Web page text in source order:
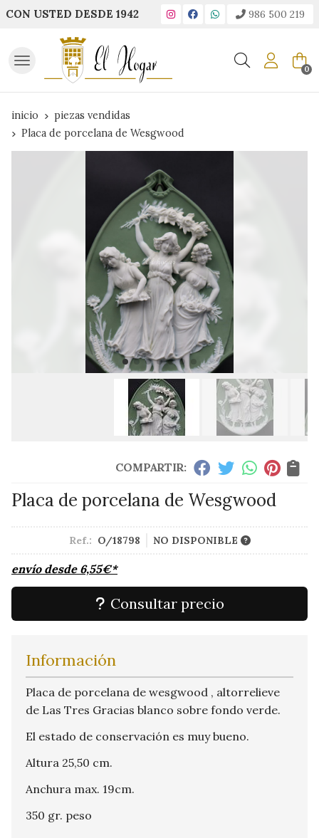
CON USTED DESDE 1942 986 500 219
Buscar 0
inicio
piezas vendidas
Placa de porcelana de Wesgwood
COMPARTIR:
Placa de porcelana de Wesgwood
Ref.: O/18798 NO DISPONIBLE
envío desde 6,55€*
Consultar precio
Información
Placa de porcelana de wesgwood , altorrelieve
de Las Tres Gracias blanco sobre fondo verde.
El estado de conservación es muy bueno.
Altura 25,50 cm.
Anchura max. 19cm.
350 gr. peso